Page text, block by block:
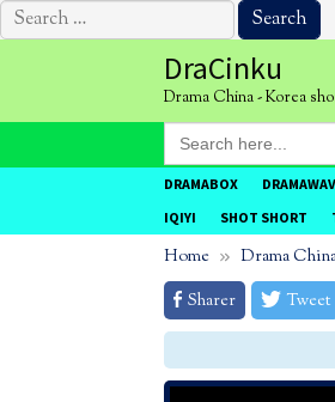
Search
for:
DraCinku
Drama China - Korea
Search
for:
DRAMABOX
IQIYI
SHOT SHORT
Home Drama
Sharer
Tweet